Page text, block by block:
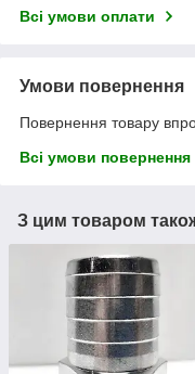
Всі умови оплати
Умови повернення
Повернення товару
Всі умови повернення
З цим товаром